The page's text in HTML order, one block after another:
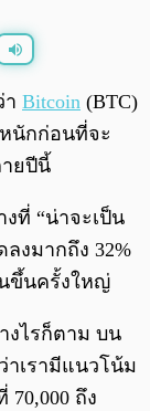
า Bitcoin (BTC)
นักก่อนที่จะ
ยปีนี้
ที่ “น่าจะเป็น
งมากถึง 32%
ขึ้นครั้งใหญ่
งไรก็ตาม บน
เรามีแนวโน้ม
70,000 ถึง